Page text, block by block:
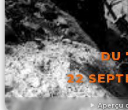
Aperçu
DU
22